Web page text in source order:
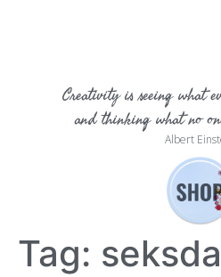
Creativity is seeing what
and thinking what no
Albert
Tag: